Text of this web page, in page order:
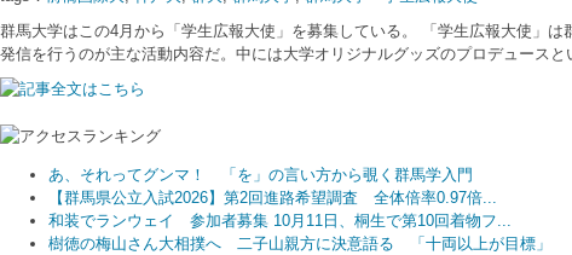
群馬大学はこの4月から「学生広報大使」を募集している。 「学生広報大使」
発信を行うのが主な活動内容だ。中には大学オリジナルグッズのプロデュース
あ、それってグンマ！ 「を」の言い方から覗く群馬学入門
【群馬県公立入試2026】第2回進路希望調査 全体倍率0.97倍...
和装でランウェイ 参加者募集 10月11日、桐生で第10回着物フ...
樹徳の梅山さん大相撲へ 二子山親方に決意語る 「十両以上が目標」